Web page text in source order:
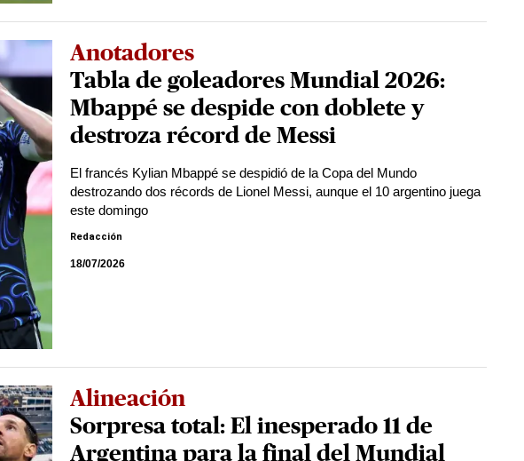
Anotadores
Tabla de goleadores Mundial 2026:
Mbappé se despide con doblete y
destroza récord de Messi
El francés Kylian Mbappé se despidió de la Copa del Mundo
destrozando dos récords de Lionel Messi, aunque el 10 argentino juega
este domingo
Redacción
18/07/2026
Alineación
Sorpresa total: El inesperado 11 de
Argentina para la final del Mundial